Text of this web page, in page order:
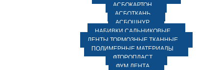
АСБОКАРТОН
АСБОТКАНЬ
АСБОШНУР
НАБИВКИ САЛЬНИКОВЫЕ
ЛЕНТЫ ТОРМОЗНЫЕ ТКАННЫЕ
ПОЛИМЕРНЫЕ МАТЕРИАЛЫ
ФТОРОПЛАСТ
ФУМ ЛЕНТА